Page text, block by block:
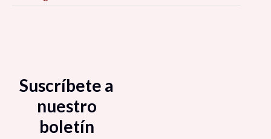
Suscríbete a
nuestro
boletín